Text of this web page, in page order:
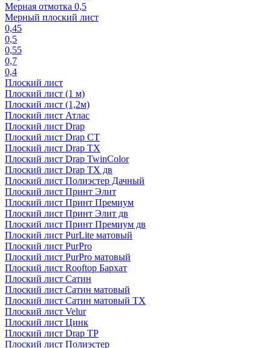
Мерная отмотка 0,5
Мерный плоский лист
0,45
0,5
0,55
0,7
0,4
Плоский лист
Плоский лист (1 м)
Плоский лист (1,2м)
Плоский лист Атлас
Плоский лист Drap
Плоский лист Drap СТ
Плоский лист Drap TX
Плоский лист Drap TwinColor
Плоский лист Drap ТХ дв
Плоский лист Полиэстер Дачный
Плоский лист Принт Элит
Плоский лист Принт Премиум
Плоский лист Принт Элит дв
Плоский лист Принт Премиум дв
Плоский лист PurLite матовый
Плоский лист PurPro
Плоский лист PurPro матовый
Плоский лист Rooftop Бархат
Плоский лист Сатин
Плоский лист Сатин матовый
Плоский лист Сатин матовый TX
Плоский лист Velur
Плоский лист Цинк
Плоский лист Drap ТР
Плоский лист Полиэстер